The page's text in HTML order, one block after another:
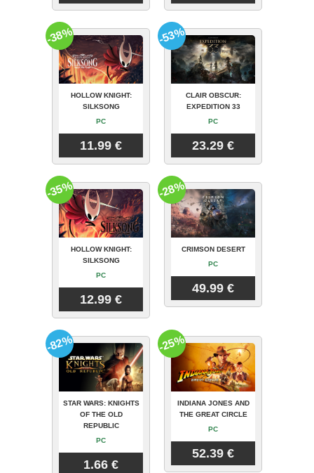
HOLLOW KNIGHT:
SILKSONG
PC
11.99 €
-38%
CLAIR OBSCUR:
EXPEDITION 33
PC
23.29 €
-53%
HOLLOW KNIGHT:
SILKSONG
PC
12.99 €
-35%
CRIMSON DESERT
PC
49.99 €
-28%
STAR WARS: KNIGHTS
OF THE OLD
REPUBLIC
PC
1.66 €
-82%
INDIANA JONES AND
THE GREAT CIRCLE
PC
52.39 €
-25%